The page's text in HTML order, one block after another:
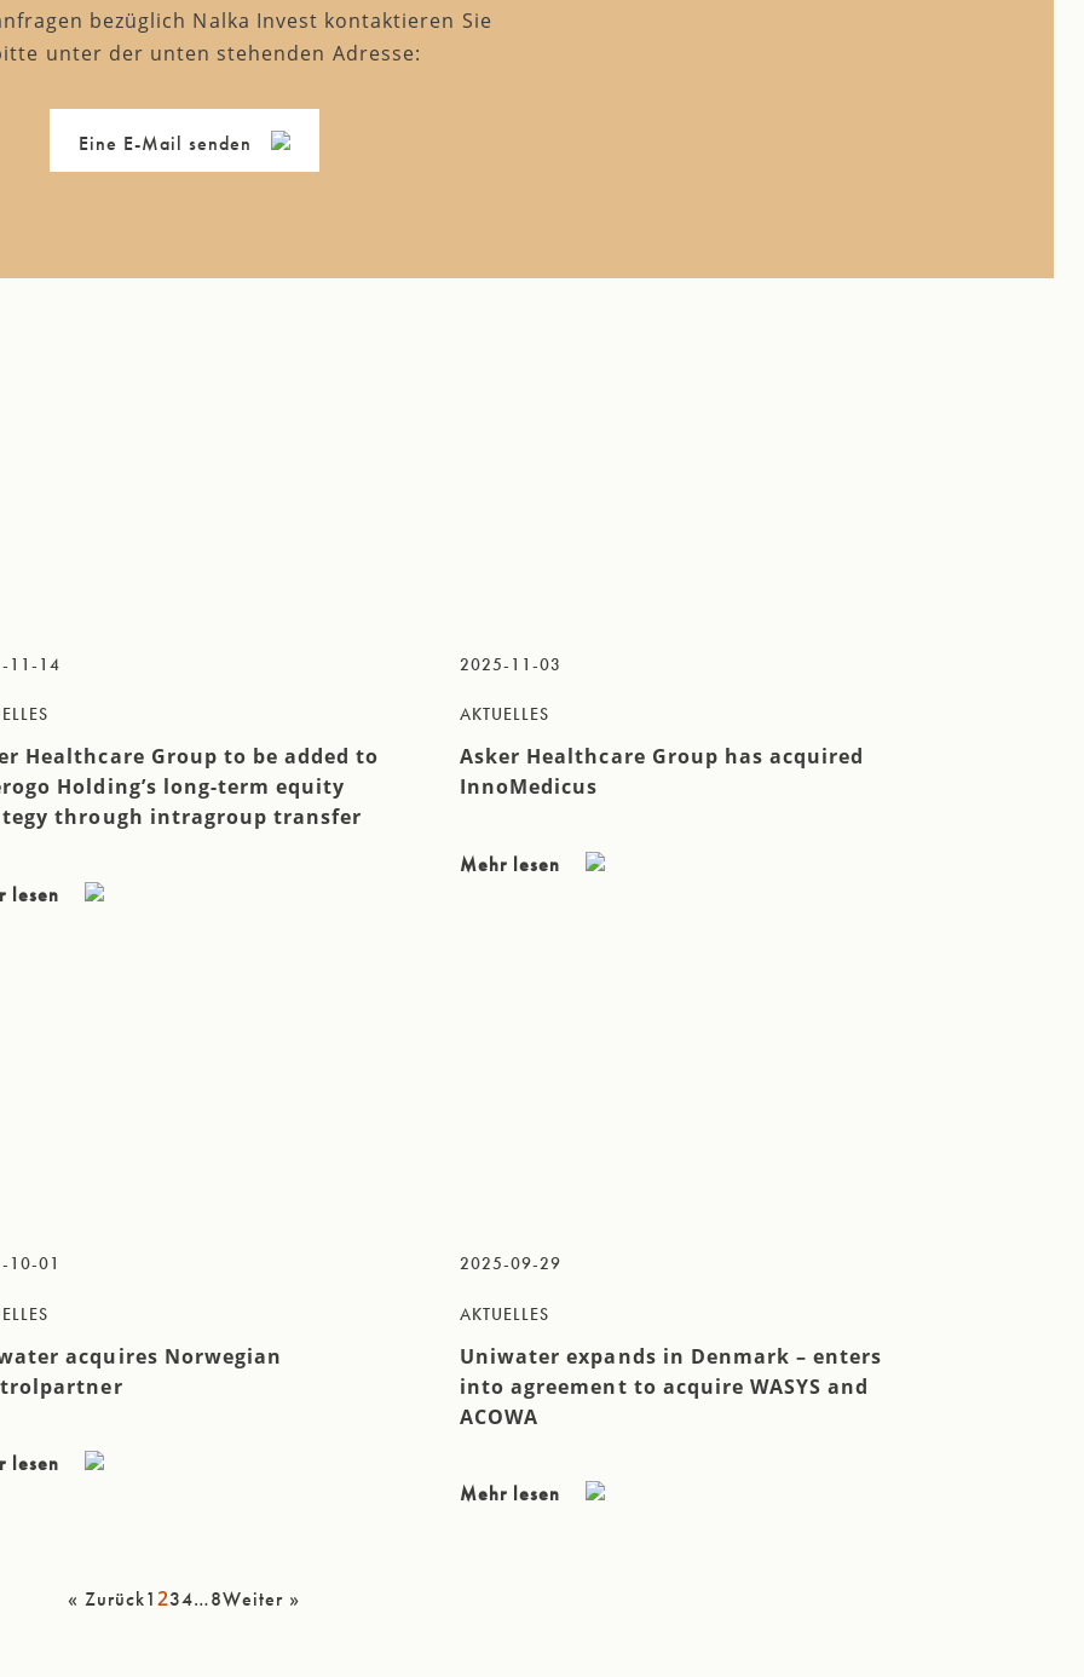
bezüglich Nalka Invest kontaktieren Sie
unter der unten stehenden Adresse:
Eine E-Mail senden
11-14
Healthcare Group to be added to
Holding’s long-term equity
through intragroup transfer
lesen
2025-11-03
AKTUELLES
Asker Healthcare Group has acquired
InnoMedicus
Mehr lesen
10-01
acquires Norwegian
lesen
2025-09-29
AKTUELLES
Uniwater expands in Denmark – enters
into agreement to acquire WASYS and
ACOWA
Mehr lesen
« Zurück1234…8Weiter »